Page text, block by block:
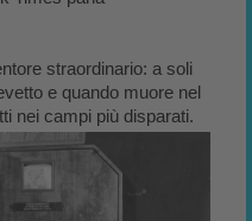
straordinario: a soli
e quando muore nel
nei campi più disparati.